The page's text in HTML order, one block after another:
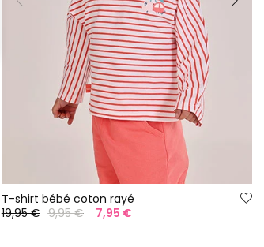
T-shirt bébé coton rayé
19,95 € 9,95 € 7,95 €